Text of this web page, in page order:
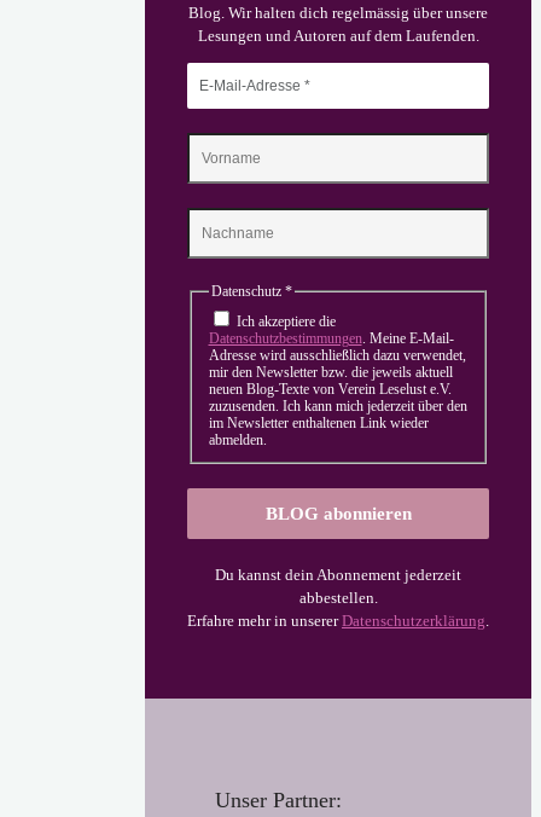
die
Flut"
Blog. Wir halten dich regelmässig über unsere
Lesungen und Autoren auf dem Laufenden.
Datenschutz *
Ich akzeptiere die
Datenschutzbestimmungen . Meine E-Mail-
Adresse wird ausschließlich dazu verwendet,
mir den Newsletter bzw. die jeweils aktuell
neuen Blog-Texte von Verein Leselust e.V.
zuzusenden. Ich kann mich jederzeit über den
im Newsletter enthaltenen Link wieder
abmelden.
Du kannst dein Abonnement jederzeit
abbestellen.
Erfahre mehr in unsererDatenschutzerklärung.
Unser Partner: